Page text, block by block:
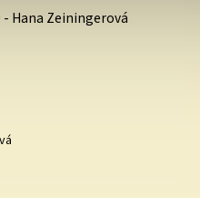
- Hana Zeiningerová